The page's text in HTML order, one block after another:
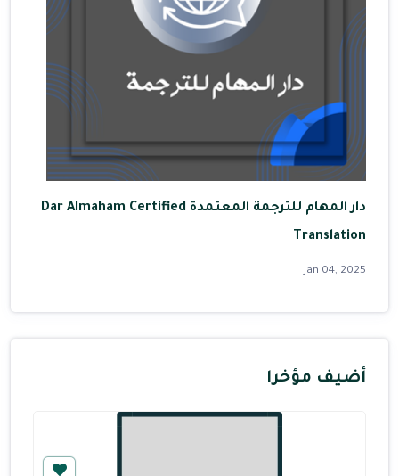
دار المهام للترجمة المعتمدة Dar Almaham Certified
Translation
Jan 04, 2025
أضيف مؤخرا